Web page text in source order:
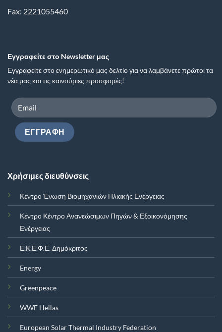
Fax: 2221055460
Εγγραφείτε στο Newsletter μας
Εγγραφείτε στο ενημερωτικό μας δελτίο για να λαμβάνετε πρώτοι τα
νέα μας και τις καινούριες προσφορές!
Χρήσιμες διευθύνσεις
Κέντρο Ένωση Βιομηχανιών Ηλιακής Ενέργειας
Κέντρο Κέντρο Ανανεώσιμων Πηγών & Εξοικονόμησης
Ενέργειας
Ε.Κ.Ε.Φ.Ε. Δημόκριτος
Energy
Greenpeace
WWF Hellas
European Solar Thermal Industry Federation